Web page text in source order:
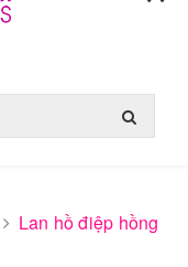
Lan hồ điệp hồng